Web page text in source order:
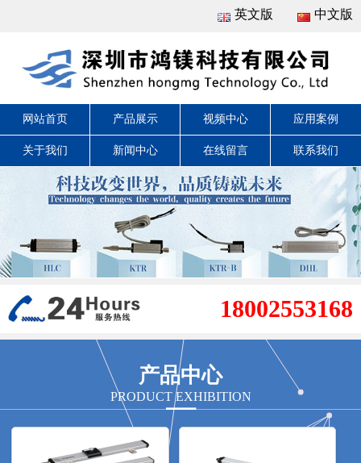
中文版
英文版
网站首页 产品展示 视频中心 应用案例
关于我们 新闻中心 在线留言 联系我们
18002553168
产品中心
PRODUCT EXHIBITION